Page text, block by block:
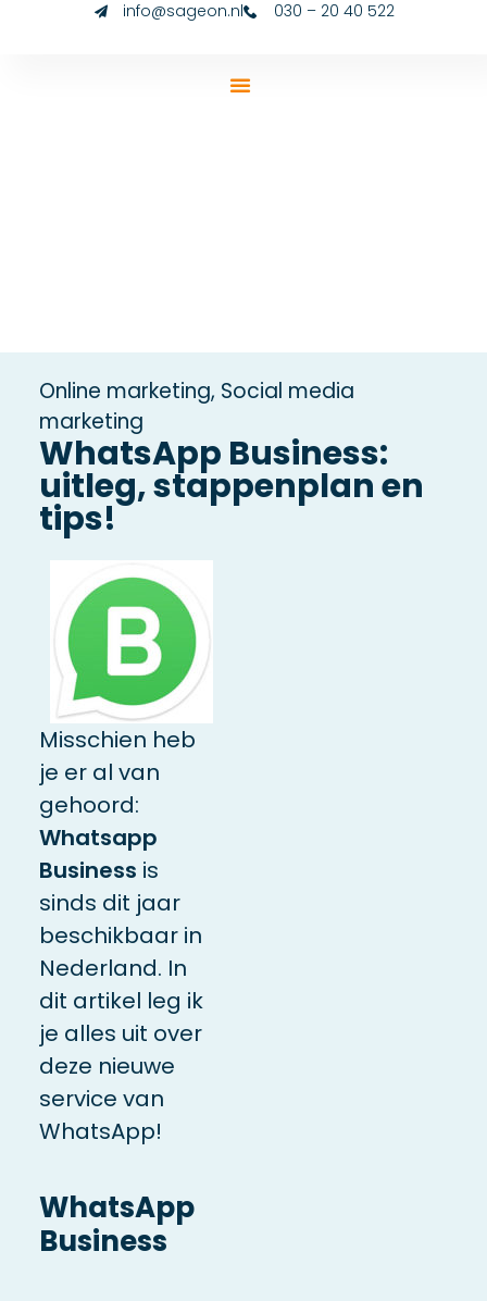
info@sageon.nl 030 – 20 40 522
Online marketing, Social media
marketing
WhatsApp Business:
uitleg, stappenplan en
tips!
Misschien heb
je er al van
gehoord:
Whatsapp
Business is
sinds dit jaar
beschikbaar in
Nederland. In
dit artikel leg ik
je alles uit over
deze nieuwe
service van
WhatsApp!
WhatsApp
Business